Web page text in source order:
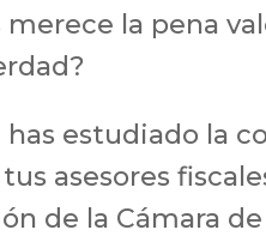
la pena
has estudiado la
asesores
de la Cámara